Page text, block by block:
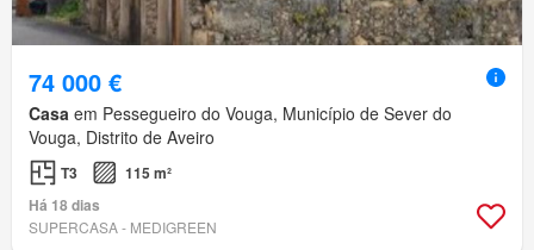
74 000 €
Casa em Pessegueiro do Vouga, Município de Sever do
Vouga, Distrito de Aveiro
T3
115 m²
Há 18 dias
SUPERCASA - MEDIGREEN